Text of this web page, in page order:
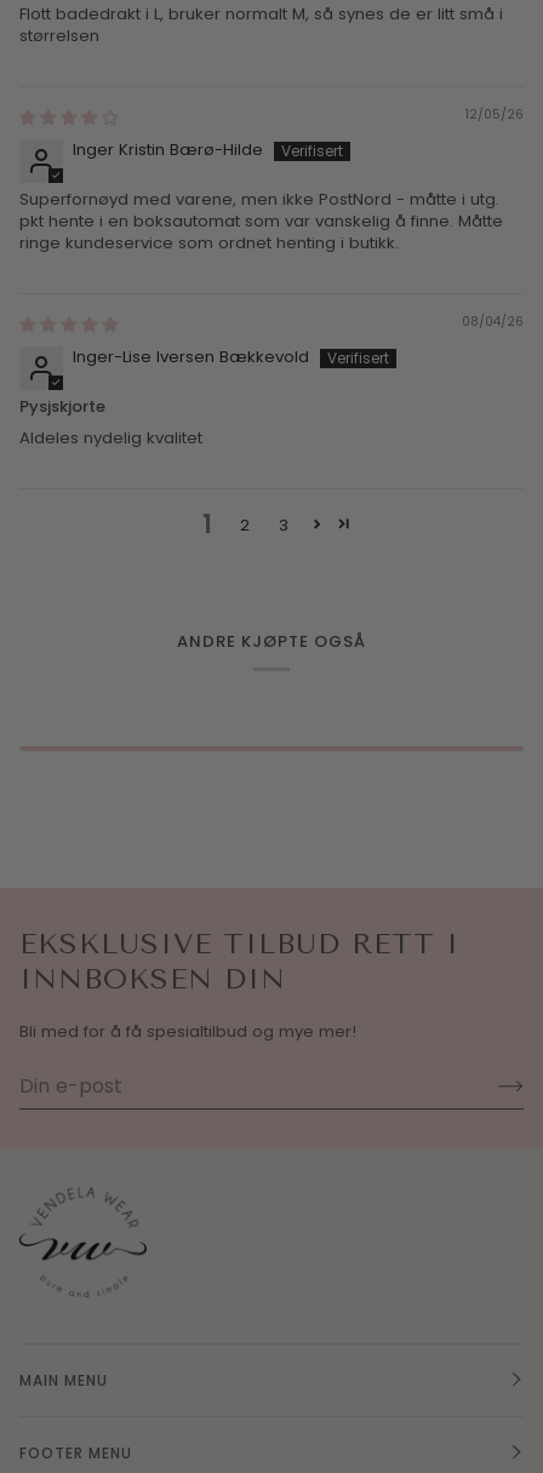
Flott badedrakt i L, bruker normalt M, så synes de er litt små i
størrelsen
12/05/26
Inger Kristin Bærø-Hilde
Superfornøyd med varene, men ikke PostNord - måtte i utg.
pkt hente i en boksautomat som var vanskelig å finne. Måtte
ringe kundeservice som ordnet henting i butikk.
08/04/26
Inger-Lise Iversen Bækkevold
Pysjskjorte
Aldeles nydelig kvalitet
1 2 3
ANDRE KJØPTE OGSÅ
EKSKLUSIVE TILBUD RETT I
INNBOKSEN DIN
Bli med for å få spesialtilbud og mye mer!
MAIN MENU
FOOTER MENU